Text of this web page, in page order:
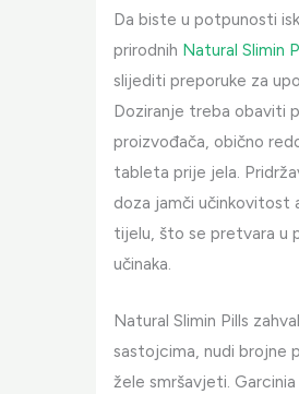
Da biste u potpunosti
prirodnih Natural Slimin
slijediti preporuke za
Doziranje treba obaviti
proizvođača, obično
tableta prije jela.
doza jamči učinkovitost
tijelu, što se pretvara u
učinaka.
Natural Slimin Pills
sastojcima, nudi brojne
žele smršavjeti.